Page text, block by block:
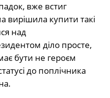
вже встиг
вирішила купити такі
над
діло просте,
бути не героєм
до поплічника